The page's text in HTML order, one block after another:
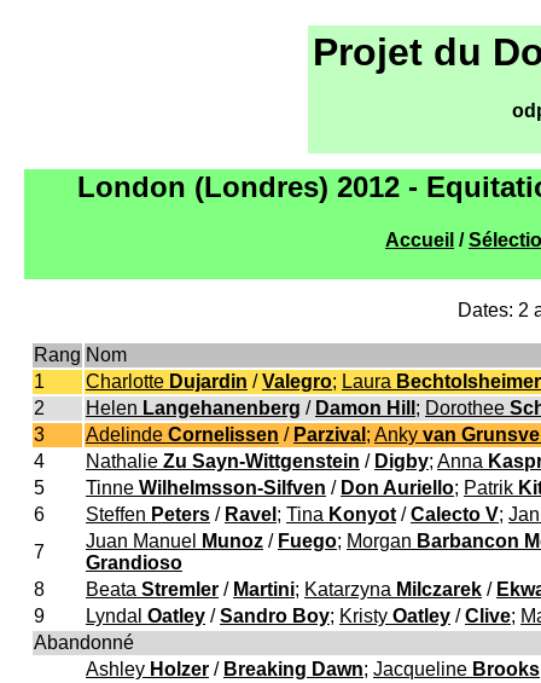
Projet du
London (Londres) 2012 -
Accueil /
Dates: 2
Rang Nom
1
Charlotte Dujardin /Valegro; Laura Bechtolsheimer
2
Helen Langehanenberg / Damon Hill ; Dorothee
3
Adelinde Cornelissen / Parzival ; Anky van
4
Nathalie Zu Sayn-Wittgenstein / Digby; Anna
5
Tinne Wilhelmsson-Silfven / Don Auriello; Patrik
6
Steffen Peters / Ravel ; Tina Konyot /Calecto V;
7
Juan Manuel Munoz / Fuego; Morgan Barbancon
Grandioso
8
Beata Stremler / Martini; Katarzyna Milczarek /
9
Lyndal Oatley /Sandro Boy; Kristy Oatley /Clive;
Abandonné
Ashley Holzer / Breaking Dawn; Jacqueline Brooks